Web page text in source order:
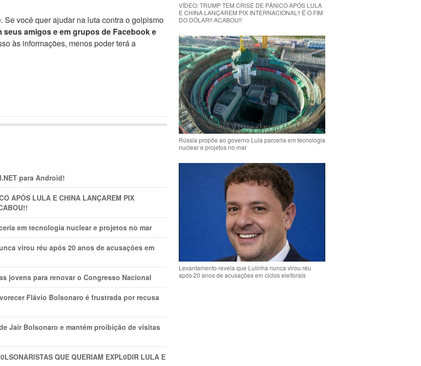
Se você quer ajudar na luta contra o golpismo
seus amigos e em grupos de Facebook e
às informações, menos poder terá a
para Android!
APÓS LULA E CHINA LANÇAREM PIX
em tecnologia nuclear e projetos no mar
virou réu após 20 anos de acusações em
jovens para renovar o Congresso Nacional
Flávio Bolsonaro é frustrada por recusa
Jair Bolsonaro e mantém proibição de visitas
QUE QUERIAM EXPL0DlR LULA E
VÍDEO: TRUMP TEM CRlSE DE PÂNlCO APÓS LULA
E CHINA LANÇAREM PIX INTERNACIONAL!! É O FIM
DO DÓLAR!! ACABOU!!
Rússia propõe ao governo Lula parceria em tecnologia
nuclear e projetos no mar
Levantamento revela que Lulinha nunca virou réu
após 20 anos de acusações em ciclos eleitorais